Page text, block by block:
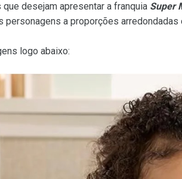
desejam apresentar a franquia Super
personagens a proporções arredondadas
logo abaixo: